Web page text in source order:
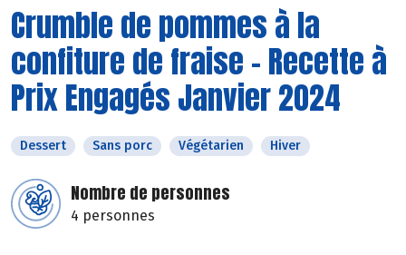
Crumble de pommes à la
confiture de fraise - Recette à
Prix Engagés Janvier 2024
Dessert Sans porc Végétarien Hiver
Nombre de personnes
4 personnes